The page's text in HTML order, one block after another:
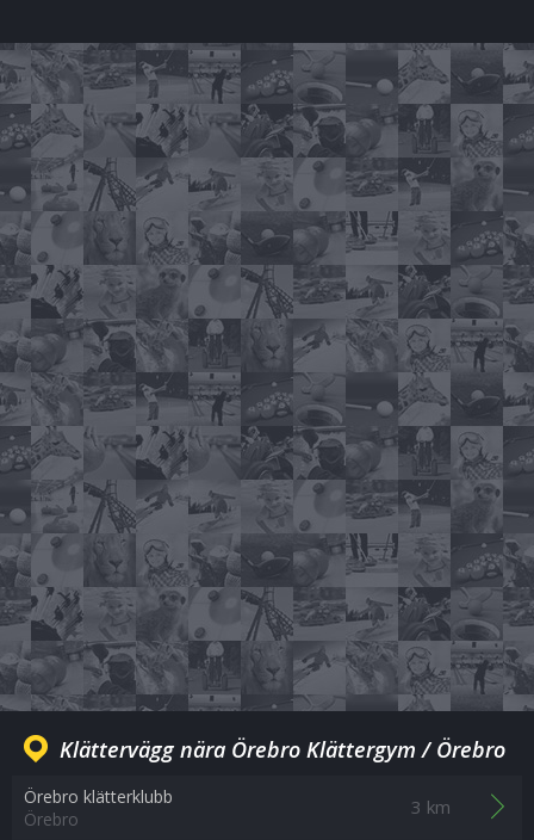
Klättervägg nära Örebro Klättergym / Örebro
Örebro klätterklubb
Örebro
3 km